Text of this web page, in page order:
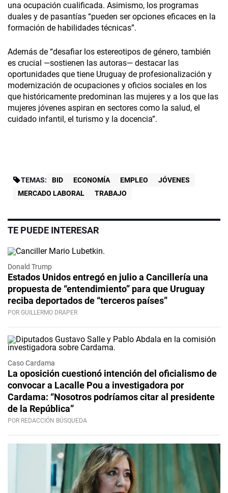
una ocupación cualificada. Asimismo, los programas
duales y de pasantías “pueden ser opciones eficaces en la
formación de habilidades técnicas”.
Además de “desafiar los estereotipos de género, también
es crucial —sostienen las autoras— destacar las
oportunidades que tiene Uruguay de profesionalización y
modernización de ocupaciones y oficios sociales en los
que históricamente predominan las mujeres y a los que las
mujeres jóvenes aspiran en sectores como la salud, el
cuidado infantil, el turismo y la docencia”.
TEMAS: BID ECONOMÍA EMPLEO
JÓVENES
MERCADO LABORAL
TRABAJO
TE PUEDE INTERESAR
Donald Trump
Estados Unidos entregó en julio a Cancillería una
propuesta de “entendimiento” para que Uruguay
reciba deportados de “terceros países”
POR GUILLERMO DRAPER
Caso Cardama
La oposición cuestionó intención del oficialismo de
convocar a Lacalle Pou a investigadora por
Cardama: “Nosotros podríamos citar al presidente
de la República”
POR REDACCIÓN BÚSQUEDA